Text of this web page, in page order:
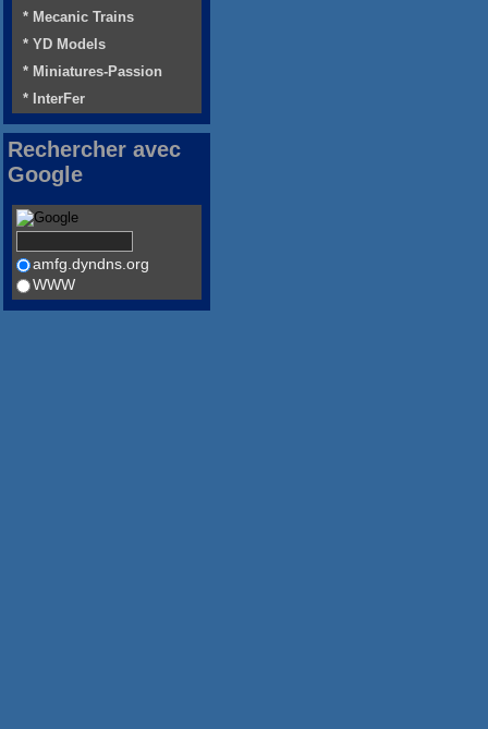
* Mecanic Trains
* YD Models
* Miniatures-Passion
* InterFer
Rechercher avec
Google
amfg.dyndns.org
WWW